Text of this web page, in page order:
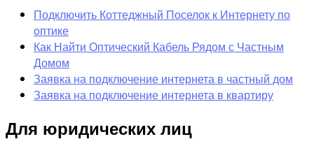
Подключить Коттеджный Поселок к Интернету по
оптике
Как Найти Оптический Кабель Рядом с Частным
Домом
Заявка на подключение интернета в частный дом
Заявка на подключение интернета в квартиру
Для юридических лиц